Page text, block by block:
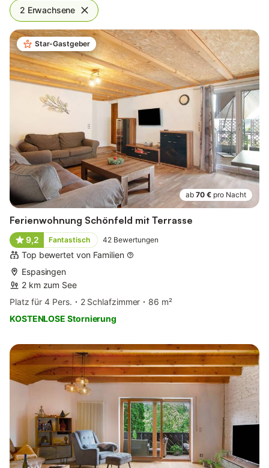
2 Erwachsene
Star-Gastgeber
ab 70 € pro Nacht
Ferienwohnung Schönfeld mit Terrasse
9,2 Fantastisch 42 Bewertungen
Top bewertet von Familien
Espasingen
2 km zum See
Platz für 4 Pers.
2 Schlafzimmer
86 m²
KOSTENLOSE Stornierung